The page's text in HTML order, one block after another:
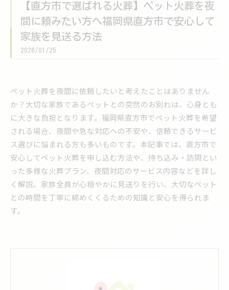
【直方市で選ばれる火葬】ペット火葬を夜
間に頼みたい方へ福岡県直方市で安心して
家族を見送る方法
2026/01/25
ペット火葬を夜間に依頼したいと考えたことはありません
か？大切な家族であるペットとの突然のお別れは、心身とも
に大きな負担となります。福岡県直方市でペット火葬を希望
される場合、夜間や急な対応への不安や、信頼できるサービ
ス選びに悩まれる方も多いものです。本記事では、直方市で
安心してペット火葬を申し込む方法や、持ち込み・訪問とい
った多様な火葬プラン、夜間対応のサービス内容などを詳し
く解説。家族全員が心穏やかに見送りを行い、大切なペット
との時間を丁寧に締めくくるための知識と安心を得られま
す。